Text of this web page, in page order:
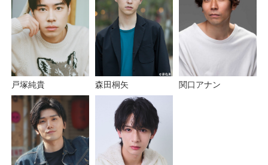
戸塚純貴 森田桐矢 関口アナン